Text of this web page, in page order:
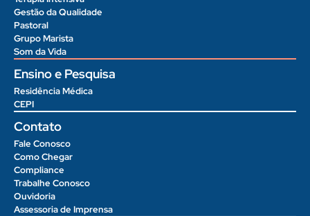
Gestão da Qualidade
Pastoral
Grupo Marista
Som da Vida
Ensino e Pesquisa
Residência Médica
CEPI
Contato
Fale Conosco
Como Chegar
Compliance
Trabalhe Conosco
Ouvidoria
Assessoria de Imprensa